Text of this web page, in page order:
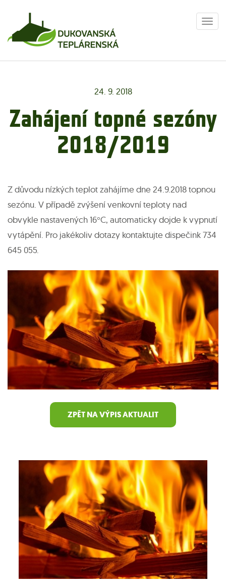
24. 9. 2018
Zahájení topné sezóny
2018/2019
Z důvodu nízkých teplot zahájíme dne 24.9.2018 topnou
sezónu. V případě zvýšení venkovní teploty nad
obvykle nastavených 16°C, automaticky dojde k vypnutí
vytápění. Pro jakékoliv dotazy kontaktujte dispečink 734
645 055.
ZPĚT NA VÝPIS AKTUALIT